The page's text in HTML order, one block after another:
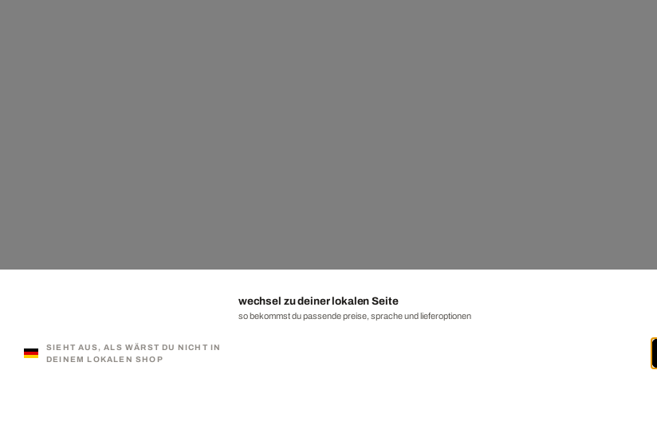
SIEHT AUS, ALS WÄRST DU NICHT IN
DEINEM LOKALEN SHOP
wechsel zu deiner lokalen Seite
so bekommst du passende preise, sprache und lieferoptionen